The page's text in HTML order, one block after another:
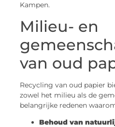
Kampen.
Milieu- en
van oud
Recycling van oud papier
zowel het milieu als de
belangrijke redenen
Behoud van